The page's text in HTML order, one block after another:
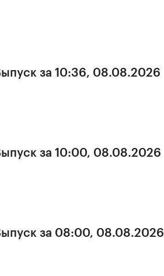
за 10:36, 08.08.2026
за 10:00, 08.08.2026
за 08:00, 08.08.2026